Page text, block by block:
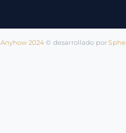
Anyhow 2024©️ desarrollado por